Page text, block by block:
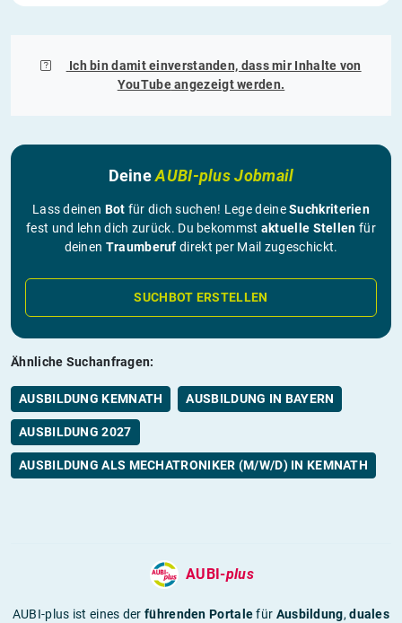
Ich bin damit einverstanden, dass mir Inhalte von
YouTubeangezeigt werden.
DeineAUBI-plus Jobmail
Lass deinen Bot für dich suchen! Lege deineSuchkriterien
fest und lehn dich zurück. Du bekommst aktuelle Stellen für
deinen Traumberuf direkt per Mail zugeschickt.
SUCHBOT ERSTELLEN
Ähnliche Suchanfragen:
AUSBILDUNG KEMNATH AUSBILDUNG IN BAYERN
AUSBILDUNG 2027
AUSBILDUNG ALS MECHATRONIKER (M/W/D) IN KEMNATH
AUBI-plus
AUBI-plus ist eines derführenden Portalefür Ausbildung,duales